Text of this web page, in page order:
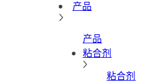
产品
产品
粘合剂
粘合剂